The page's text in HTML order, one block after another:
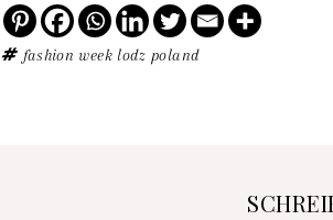
fashion week lodz poland